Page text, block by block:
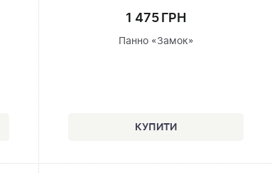
1 475 ГРН
Панно «Замок»